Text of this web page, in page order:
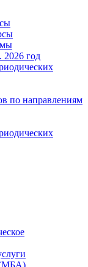
2026 год
по направлениям
(МБА)